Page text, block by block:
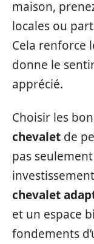
maison,
locales ou
Cela renforce
donne le
apprécié.
Choisir les
chevalet de
pas
chevalet
et un espace
fondements